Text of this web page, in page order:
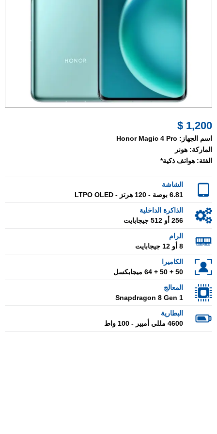
1,200 $
اسم الجهاز: Honor Magic 4 Pro
الماركة: هونر
الفئة: هواتف ذكية*
الشاشة
6.81 بوصة - 120 هرتز - LTPO OLED
الذاكرة الداخلية
256 أو 512 جيجابايت
الرام
8 أو 12 جيجابايت
الكاميرا
50 + 50 + 64 ميجابكسل
المعالج
Snapdragon 8 Gen 1
البطارية
4600 مللي أمبير - 100 واط